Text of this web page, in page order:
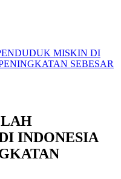
MISKIN DI
SEBESAR
INDONESIA